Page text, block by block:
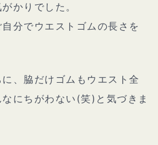
かりでした。
分でウエストゴムの長さを
、脇だけゴムもウエスト全
にちがわない(笑)と気づきま